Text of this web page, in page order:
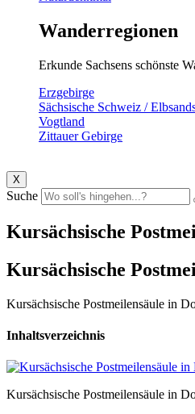
Wanderregionen
Erkunde Sachsens schönste
Erzgebirge
Sächsische Schweiz /
Vogtland
Zittauer Gebirge
X
Suche
Kursächsische
Kursächsische
Kursächsische Postmeilensäule in
Inhaltsverzeichnis
Kursächsische Postmeilensäule in